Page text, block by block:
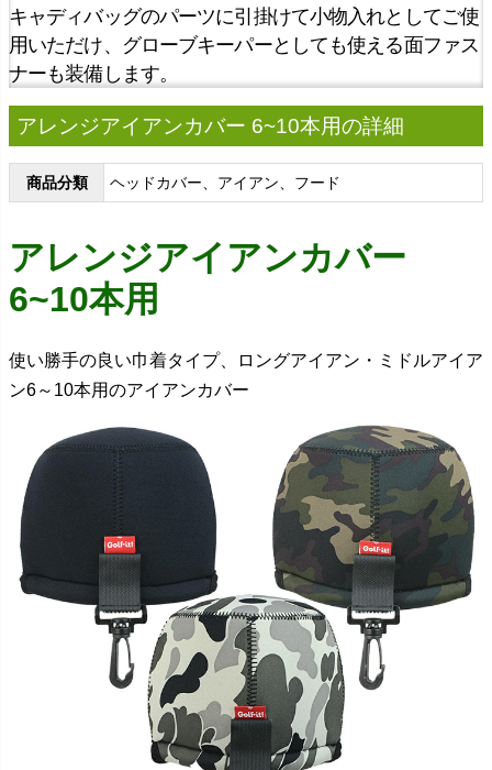
キャディバッグのパーツに引掛けて小物入れとしてご使
用いただけ、グローブキーパーとしても使える面ファス
ナーも装備します。
アレンジアイアンカバー 6~10本用の詳細
商品分類 ヘッドカバー、アイアン、フード
アレンジアイアンカバー
6~10本用
使い勝手の良い巾着タイプ、ロングアイアン・ミドルアイア
ン6～10本用のアイアンカバー